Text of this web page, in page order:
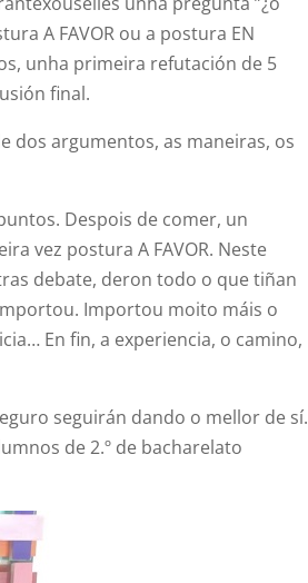
A FAVOR ou a postura EN
unha primeira refutación de 5
final.
dos argumentos, as maneiras, os
Despois de comer, un
vez postura A FAVOR. Neste
debate, deron todo o que tiñan
Importou moito máis o
En fin, a experiencia, o camino,
seguirán dando o mellor de sí.
de 2.º de bacharelato